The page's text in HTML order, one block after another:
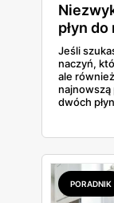
płyn
taniej!
Jeśli
naczyń,
ale
najnowszą
dwóch
PORADNIK